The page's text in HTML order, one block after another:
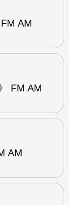
AM
FM AM
AM